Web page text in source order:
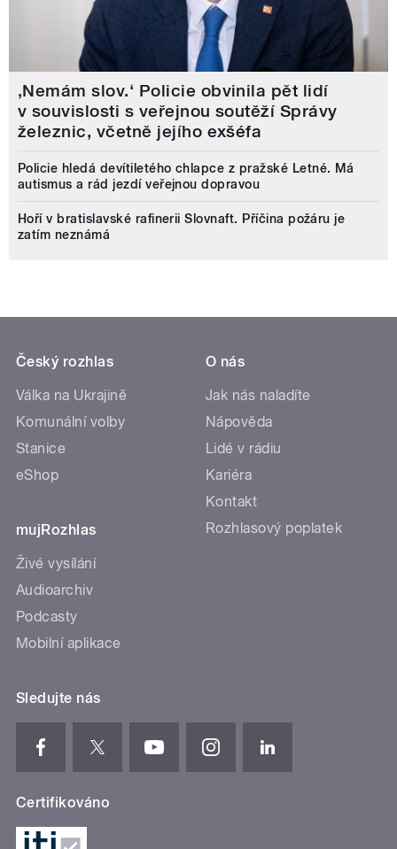
‚Nemám slov.‘ Policie obvinila pět lidí
v souvislosti s veřejnou soutěží Správy
železnic, včetně jejího exšéfa
Policie hledá devítiletého chlapce z pražské Letné. Má
autismus a rád jezdí veřejnou dopravou
Hoří v bratislavské rafinerii Slovnaft. Příčina požáru je
zatím neznámá
Český rozhlas
Válka na Ukrajině
Komunální volby
Stanice
eShop
mujRozhlas
Živé vysílání
Audioarchiv
Podcasty
Mobilní aplikace
O nás
Jak nás naladíte
Nápověda
Lidé v rádiu
Kariéra
Kontakt
Rozhlasový poplatek
Sledujte nás
Certifikováno